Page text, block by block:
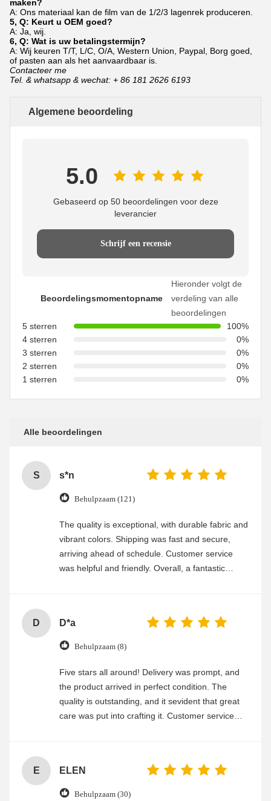
maken?
A: Ons materiaal kan de film van de 1/2/3 lagenrek produceren.
5, Q: Keurt u OEM goed?
A: Ja, wij.
6, Q: Wat is uw betalingstermijn?
A: Wij keuren T/T, L/C, O/A, Western Union, Paypal, Borg goed,
of pasten aan als het aanvaardbaar is.
Contacteer me
Tel. & whatsapp & wechat: + 86 181 2626 6193
Algemene beoordeling
5.0
Gebaseerd op 50 beoordelingen voor deze
leverancier
Schrijf een recensie
Beoordelingsmomentopname
Hieronder volgt de
verdeling van alle
beoordelingen
5 sterren
100%
4 sterren
0%
3 sterren
0%
2 sterren
0%
1 sterren
0%
Alle beoordelingen
S s*n
Behulpzaam (121)
The quality is exceptional, with durable fabric and
vibrant colors. Shipping was fast and secure,
arriving ahead of schedule. Customer service
was helpful and friendly. Overall, a fantastic
D D*a
Behulpzaam (8)
Five stars all around! Delivery was prompt, and
the product arrived in perfect condition. The
quality is outstanding, and it sevident that great
care was put into crafting it. Customer service
E ELEN
Behulpzaam (30)